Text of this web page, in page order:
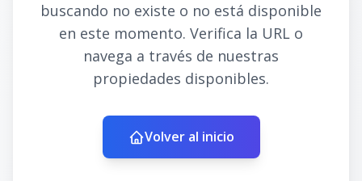
buscando no existe o no está disponible
en este momento. Verifica la URL o
navega a través de nuestras
propiedades disponibles.
Volver al inicio